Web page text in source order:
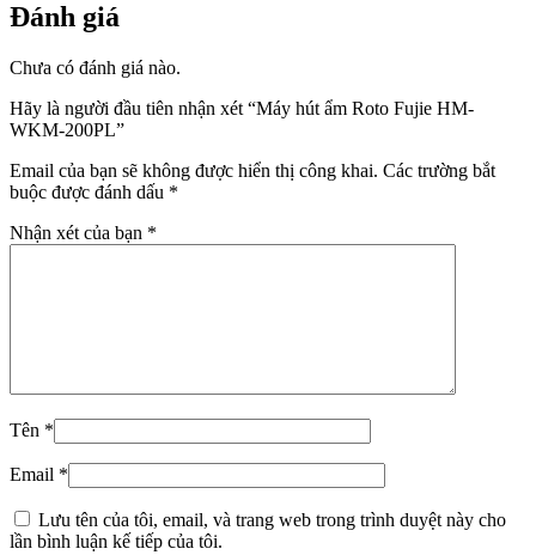
Đánh giá
Chưa có đánh giá nào.
Hãy là người đầu tiên nhận xét “Máy hút ẩm Roto Fujie HM-
WKM-200PL”
Email của bạn sẽ không được hiển thị công khai. Các trường bắt
buộc được đánh dấu *
Nhận xét của bạn *
Tên *
Email *
Lưu tên của tôi, email, và trang web trong trình duyệt này cho
lần bình luận kế tiếp của tôi.